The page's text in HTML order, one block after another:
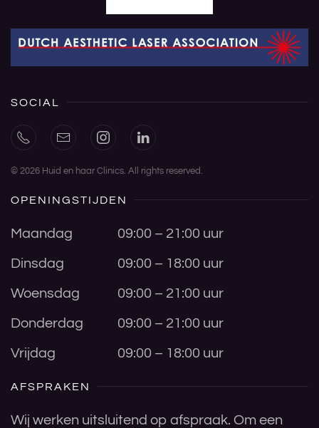
SOCIAL
© 2026 Huid en haar Clinics. All rights reserved.
OPENINGSTIJDEN
Maandag 09:00 – 21:00 uur
Dinsdag 09:00 – 18:00 uur
Woensdag 09:00 – 21:00 uur
Donderdag 09:00 – 21:00 uur
Vrijdag 09:00 – 18:00 uur
AFSPRAKEN
Wij werken uitsluitend op afspraak. Om een